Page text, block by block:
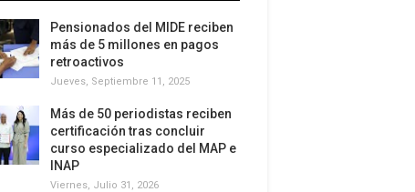
Pensionados del MIDE reciben
más de 5 millones en pagos
retroactivos
Jueves, Septiembre 11, 2025
Más de 50 periodistas reciben
certificación tras concluir
curso especializado del MAP e
INAP
Viernes, Julio 31, 2026